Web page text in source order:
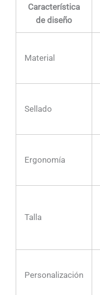
Característica
de diseño
Material
Sellado
Ergonomía
Talla
Personalización